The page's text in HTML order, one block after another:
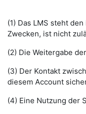
(1) Das LMS steht
Zwecken, ist nicht
(2) Die Weitergabe
(3) Der Kontakt
diesem Account
(4) Eine Nutzung der